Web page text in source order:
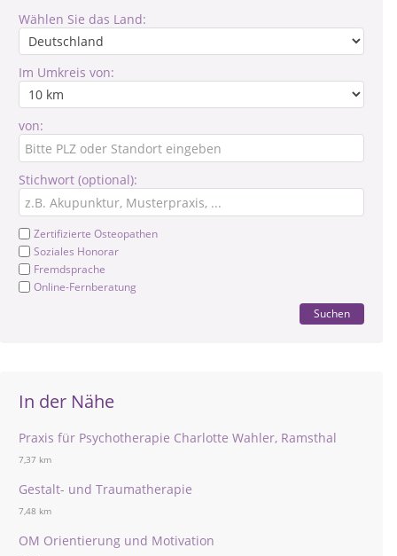
Wählen Sie das Land:
Im Umkreis von:
von:
Stichwort (optional):
Zertifizierte Osteopathen
Soziales Honorar
Fremdsprache
Online-Fernberatung
Suchen
In der Nähe
Praxis für Psychotherapie Charlotte Wahler, Ramsthal
7,37 km
Gestalt- und Traumatherapie
7,48 km
OM Orientierung und Motivation